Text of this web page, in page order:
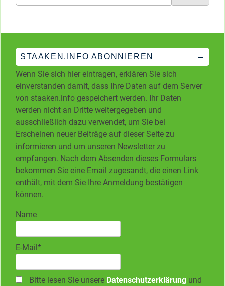
nach:
STAAKEN.INFO ABONNIEREN
Wenn Sie sich hier eintragen, erklären Sie sich
einverstanden damit, dass Ihre Daten auf dem Server
von staaken.info gespeichert werden. Ihr Daten
werden nicht an Dritte weitergegeben und
ausschließlich dazu verwendet, um Sie bei
Erscheinen neuer Beiträge auf dieser Seite zu
informieren und um unseren Newsletter zu
empfangen. Nach dem Absenden dieses Formulars
bekommen Sie eine Email zugesandt, die einen Link
enthält, mit dem Sie Ihre Anmeldung bestätigen
können.
Name
E-Mail*
Bitte lesen Sie unsere Datenschutzerklärung und